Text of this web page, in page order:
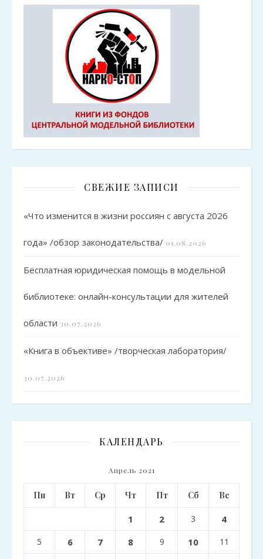
СВЕЖИЕ ЗАПИСИ
«Что изменится в жизни россиян с августа 2026
года» /обзор законодательства/ 01.08.2026
Бесплатная юридическая помощь в модельной
библиотеке: онлайн-консультации для жителей
области 30.07.2026
«Книга в объективе» /творческая лаборатория/
30.07.2026
КАЛЕНДАРЬ
Апрель 2021
Пн Вт Ср Чт Пт Сб Вс
1 2 3 4
5 6 7 8 9 10 11